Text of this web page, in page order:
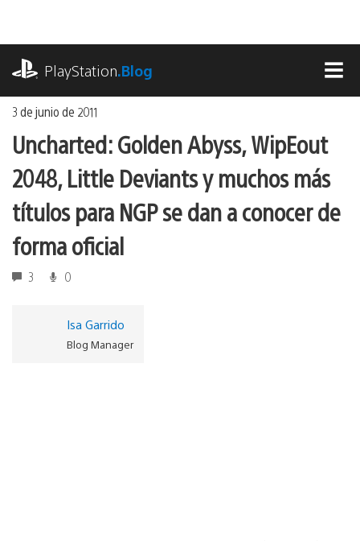
contenido
PlayStation.Blog
3 de junio de 2011
Uncharted: Golden Abyss, WipEout
2048, Little Deviants y muchos más
títulos para NGP se dan a conocer de
forma oficial
3 0
Isa Garrido
Blog Manager